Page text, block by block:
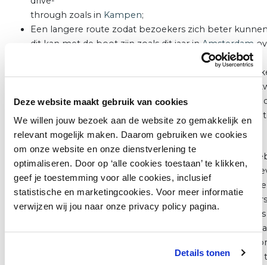
Deze website maakt gebruik van cookies
We willen jouw bezoek aan de website zo gemakkelijk en
relevant mogelijk maken. Daarom gebruiken we cookies
om onze website en onze dienstverlening te
optimaliseren. Door op ‘alle cookies toestaan’ te klikken,
geef je toestemming voor alle cookies, inclusief
statistische en marketingcookies. Voor meer informatie
verwijzen wij jou naar onze privacy policy pagina.
Details tonen
through zoals in Kampen;
Een langere route zodat bezoekers zich beter
dit kan met de boot zijn zoals dit jaar in Amsterdam
Het spreiden van bezoekers door op meerdere
een
intocht voor degenen die moeite hebben met grote
Een ‘doorstroomevenement’ in
Enschede waarbij
een podium zit en kinderen mogen langswandelen.
Syan Schaap van Event Safety Institute is expert op het
van crowd management. Syan: “Het organiseren van een
winkelgebied is vooral een logistieke uitdaging. Hoeveel
ontvang je, in welke tijdspanne komen zij? En hoeveel
is er nodig om alles in goede banen te leiden? Mijn advies
vooraf goed door te rekenen. Als organisator moet je een
aannames doen op basis van je eigen praktijkervaringen,
dergelijke berekening te kunnen maken en logistiek klaar